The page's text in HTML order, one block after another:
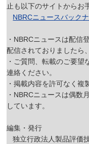
止も以下のサイトからお
NBRCニュースバック
・NBRCニュースは配信
配信されておりましたら
・ご質問、転載のご要
連絡ください。
・掲載内容を許可なく複
・NBRCニュースは偶数
しています。
編集・発行
独立行政法人製品評価